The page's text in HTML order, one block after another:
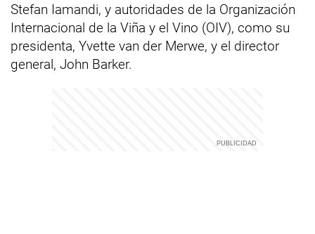
Stefan Iamandi, y autoridades de la Organización
Internacional de la Viña y el Vino (OIV), como su
presidenta, Yvette van der Merwe, y el director
general, John Barker.